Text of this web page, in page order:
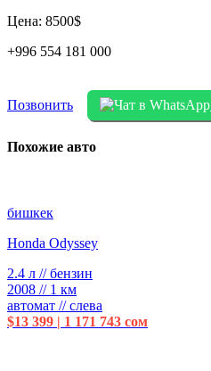
Цена: 8500$
+996 554 181 000
Позвонить
Похожие авто
бишкек
Honda Odyssey
2.4 л // бензин
2008 // 1 км
автомат // слева
$13 399 | 1 171 743 сом